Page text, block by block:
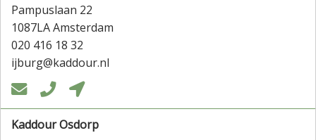
Pampuslaan 22
1087LA Amsterdam
020 416 18 32
ijburg@kaddour.nl
  
Kaddour Osdorp